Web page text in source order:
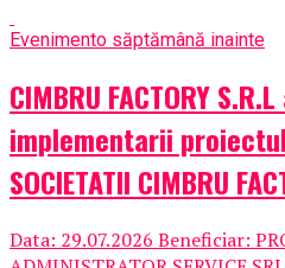
Evenimento săptămână inainte
CIMBRU FACTORY
implementarii
SOCIETATII CIMBRU
Data: 29.07.2026 Beneficiar: